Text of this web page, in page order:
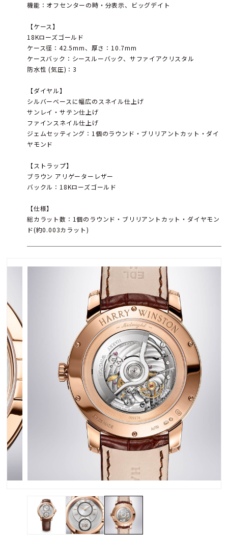
機能：オフセンターの時・分表示、ビッグデイト
【ケース】
18Kローズゴールド
ケース径：42.5mm、厚さ：10.7mm
ケースバック：シースルーバック、サファイアクリスタル
防水性 (気圧)：3
【ダイヤル】
シルバーベースに幅広のスネイル仕上げ
サンレイ・サテン仕上げ
ファインスネイル仕上げ
ジェムセッティング：1個のラウンド・ブリリアントカット・ダイ
ヤモンド
【ストラップ】
ブラウン アリゲーターレザー
バックル：18Kローズゴールド
【仕様】
総カラット数：1個のラウンド・ブリリアントカット・ダイヤモン
ド(約0.003カラット)